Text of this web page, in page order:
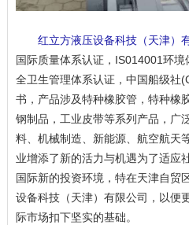
红立方液压设备科技（天津）
国际质量体系认证，IS014001环
全卫生管理体系认证，中国船级社
书，产品涉及特种橡胶管，特种橡
钢制品，工业皮带等系列产品，广
料、机械制造、新能源、航空航天
业增添了新的活力与机遇为了适应
国际新的投资环境，特在天津自贸
设备科技（天津）有限公司，以便
际市场扣下坚实的基础。